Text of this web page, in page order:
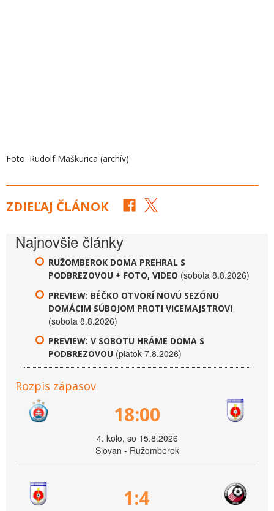
Foto: Rudolf Maškurica (archív)
ZDIEĽAJ ČLÁNOK
Najnovšie články
RUŽOMBEROK DOMA PREHRAL S
PODBREZOVOU + FOTO, VIDEO (sobota 8.8.2026)
PREVIEW: BÉČKO OTVORÍ NOVÚ SEZÓNU
DOMÁCIM SÚBOJOM PROTI VICEMAJSTROVI
(sobota 8.8.2026)
PREVIEW: V SOBOTU HRÁME DOMA S
PODBREZOVOU (piatok 7.8.2026)
Rozpis zápasov
18:00
4. kolo, so 15.8.2026
Slovan - Ružomberok
1:4